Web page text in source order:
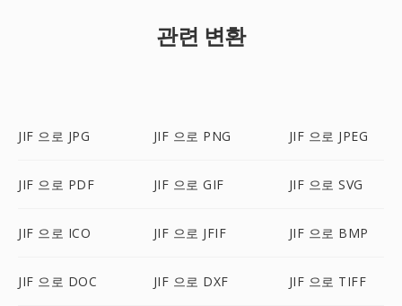
관련 변환
JIF 으로 JPG JIF 으로 PNG JIF 으로 JPEG
JIF 으로 PDF JIF 으로 GIF JIF 으로 SVG
JIF 으로 ICO JIF 으로 JFIF JIF 으로 BMP
JIF 으로 DOC JIF 으로 DXF JIF 으로 TIFF